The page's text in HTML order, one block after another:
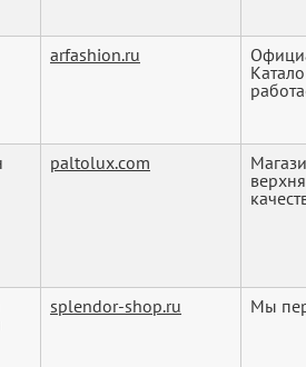
arfashion.ru
paltolux.com
splendor-shop.ru Мы